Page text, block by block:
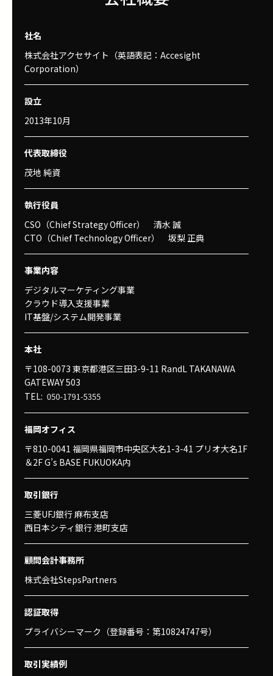
社名
株式会社アクセサイト（英語表記：Accesight
Corporation）
設立
2013年10月
代表取締役
茂地 純資
執行役員
CSO（Chief Strategy Officer） 清水 誠
CTO（Chief Technology Officer） 坂梨 正典
事業内容
デジタルマーケティング事業
クラウド導入支援事業
IT基盤/システム開発事業
本社
〒108-0073 東京都港区三田3-9-11 RandL TAKANAWA
GATEWAY 503
TEL:
福岡オフィス
〒810-0041 福岡県福岡市中央区大名1-3-41 プリオ大名1F
＆2F G’s BASE FUKUOKA内
取引銀行
三菱UFJ銀行 麻布支店
西日本シティ銀行 港町支店
顧問会計事務所
株式会社StepsPartners
認証取得
プライバシーマーク（登録番号：第10824747号）
取引実績例